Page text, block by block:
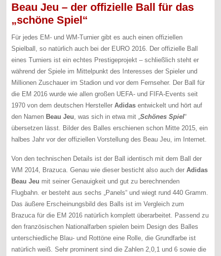
Beau Jeu – der offizielle Ball für das
„schöne Spiel“
Für jedes EM- und WM-Turnier gibt es auch einen offiziellen
Spielball, so natürlich auch bei der EURO 2016. Der offizielle Ball
eines Turniers ist ein echtes Prestigeprojekt – schließlich steht er
während der Spiele im Mittelpunkt des Interesses der Spieler und
Millionen Zuschauer im Stadion und vor dem Fernseher. Der Ball für
die EM 2016 wurde wie allen großen UEFA- und FIFA-Events seit
1970 von dem deutschen HerstellerAdidas entwickelt und hört auf
den Namen Beau Jeu , was sich in etwa mit „Schönes Spiel“
übersetzen lässt. Bilder des Balles erschienen schon Mitte 2015, ein
halbes Jahr vor der offiziellen Vorstellung des Beau Jeu, im Internet.
Von den technischen Details ist der Ball identisch mit dem Ball der
WM 2014, Brazuca. Genau wie dieser besticht also auch derAdidas
Beau Jeu mit seiner Genauigkeit und gut zu berechnenden
Flugbahn. er besteht aus sechs „Panels“ und wiegt rund 440 Gramm.
Das äußere Erscheinungsbild des Balls ist im Vergleich zum
Brazuca für die EM 2016 natürlich komplett überarbeitet. Passend zu
den französischen Nationalfarben spielen beim Design des Balles
unterschiedliche Blau- und Rottöne eine Rolle, die Grundfarbe ist
natürlich weiß. Sehr prominent sind die Zahlen 2,0,1 und 6 sowie die